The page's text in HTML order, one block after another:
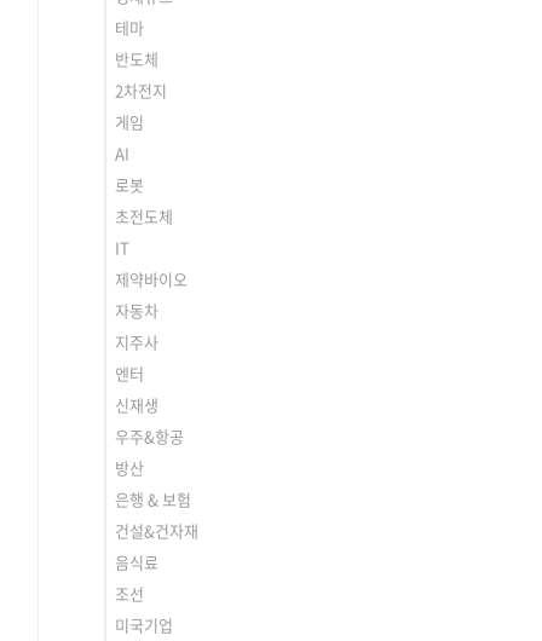
테마
반도체
2차전지
게임
AI
로봇
초전도체
IT
제약바이오
자동차
지주사
엔터
신재생
우주&항공
방산
은행 & 보험
건설&건자재
음식료
조선
미국기업